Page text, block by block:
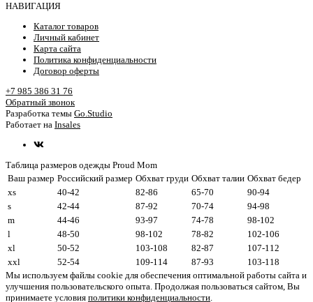
НАВИГАЦИЯ
Каталог товаров
Личный кабинет
Карта сайта
Политика конфиденциальности
Договор оферты
+7 985 386 31 76
Обратный звонок
Разработка темы Go.Studio
Работает на Insales
Таблица размеров одежды Proud Mom
Ваш размер Российский размер Обхват груди Обхват талии Обхват бедер
xs
40-42 82-86 65-70
90-94
s
42-44 87-92 70-74
94-98
m
44-46 93-97 74-78
98-102
l
48-50 98-102 78-82
102-106
xl
50-52 103-108 82-87
107-112
xxl
52-54 109-114 87-93
103-118
Мы используем файлы cookie для обеспечения оптимальной работы сайта и
улучшения пользовательского опыта. Продолжая пользоваться сайтом, Вы
принимаете условия политики конфиденциальности.